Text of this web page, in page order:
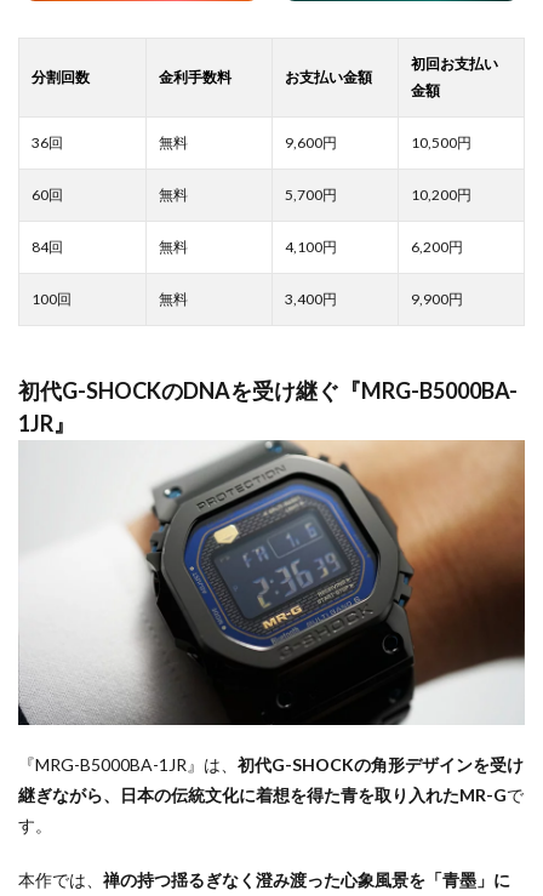
9,600 10,500
5,700 10,200
4,100 6,200
3,400 9,900
初代G-SHOCKのDNAを受け継ぐ『MRG-B5000BA-
1JR』
『MRG-B5000BA-1JR』は、 初代G-SHOCKの角形デザインを受け
継ぎながら、日本の伝統文化に着想を得た青を取り入れたMR-Gで
す。
本作では、 禅の持つ揺るぎなく澄み渡った心象風景を「青墨」に